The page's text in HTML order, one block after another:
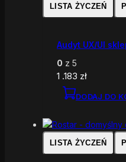
LISTA ŻYCZEŃ
Audyt UX/UI
0 z 5
1 .183 zł
DODAJ DO
LISTA ŻYCZEŃ